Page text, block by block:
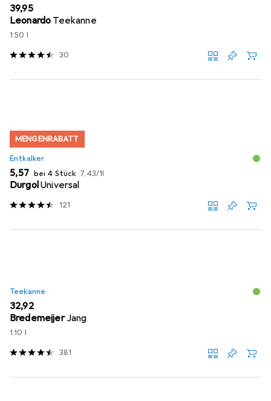
EUR
39,95
Leonardo Teekanne
1.50 l
30
MENGENRABATT
Entkalker
EUR
5,57 bei 4 Stück EUR
7,43/1l
DurgolUniversal
121
Teekanne
EUR
32,92
Bredemeijer Jang
1.10 l
381